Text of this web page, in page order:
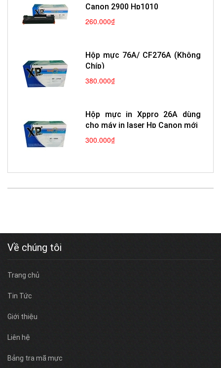
Canon 2900 Hp1010
260.000₫
Hộp mực 76A/ CF276A (Không
Chíp)
380.000₫
Hộp mực in Xppro 26A dùng
cho máy in laser Hp Canon mới
300.000₫
Về chúng tôi
Trang chủ
Tin Tức
Giới thiệu
Liên hệ
Bảng tra mã mực